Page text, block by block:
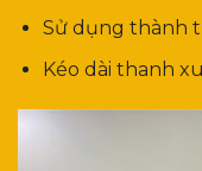
Sử dụng thành
Kéo dài thanh